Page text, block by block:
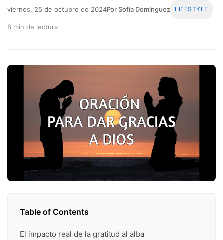
viernes, 25 de octubre de 2024Por Sofía Domínguez LIFESTYLE
8 min de lectura
Table of Contents
El impacto real de la gratitud al alba